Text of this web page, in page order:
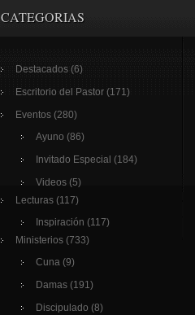
CATEGORIAS
Destacados (6)
Escritorio del Pastor (171)
Eventos (280)
Ayuno (86)
Invitado Especial (184)
Videos (5)
Lecturas (117)
Inspiración (117)
Ministerios (733)
Cuna (9)
Damas (191)
Discipulado (8)